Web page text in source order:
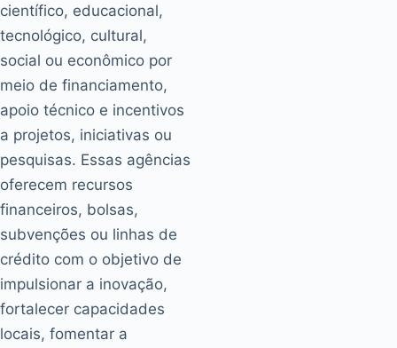
científico, educacional,
tecnológico, cultural,
social ou econômico por
meio de financiamento,
apoio técnico e incentivos
a projetos, iniciativas ou
pesquisas. Essas agências
oferecem recursos
financeiros, bolsas,
subvenções ou linhas de
crédito com o objetivo de
impulsionar a inovação,
fortalecer capacidades
locais, fomentar a